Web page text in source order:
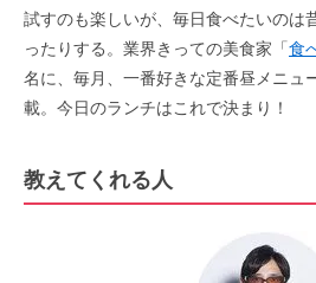
試すのも楽しいが、毎日食べたいのは
ったりする。業界きっての美食家「食
名に、毎月、一番好きな定番昼メニュ
載。今日のランチはこれで決まり！
教えてくれる人